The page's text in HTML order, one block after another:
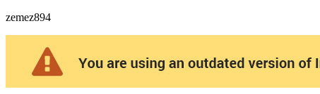
zemez894